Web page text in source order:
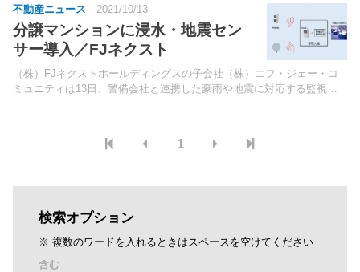
不動産ニュース 2021/10/13
分譲マンションに浸水・地震セン
サー導入／FJネクスト
（株）FJネクストホールディングスの子会社（株）エフ・ジェー・コ
ミュニティは13日、警備会社と連携した豪雨や地震に対応する監視シ
1
検索オプション
※ 複数のワードを入れるときはスペースを空けてください
含む